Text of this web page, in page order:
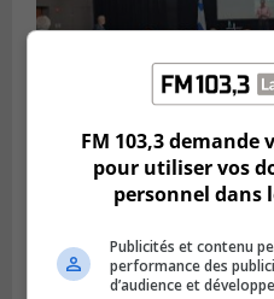
Publié le 3 août 2026 à 14h47
Le Livre bleu
Longueuil
FM 103,3
pour utiliser vos
personnel dans
Publicités et contenu
performance des
d’audience et